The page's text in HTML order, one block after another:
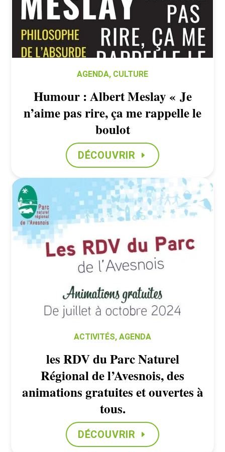
AGENDA, CULTURE
Humour : Albert Meslay « Je
n’aime pas rire, ça me rappelle le
boulot
DÉCOUVRIR
ACTIVITÉS, AGENDA
les RDV du Parc Naturel
Régional de l’Avesnois, des
animations gratuites et ouvertes à
tous.
DÉCOUVRIR